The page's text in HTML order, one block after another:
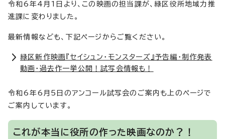
令和6年4月1日より、この映画の担当課が、緑区役所地域力推
進課に変わりました。
最新情報なども、下記ページからご覧ください。
緑区新作映画『セイシュン・モンスターズ』予告編・制作発表
動画・過去作一挙公開！試写会情報も！
令和6年6月5日のアンコール試写会のご案内も上のページで
ご案内しています。
これが本当に役所の作った映画なのか？！